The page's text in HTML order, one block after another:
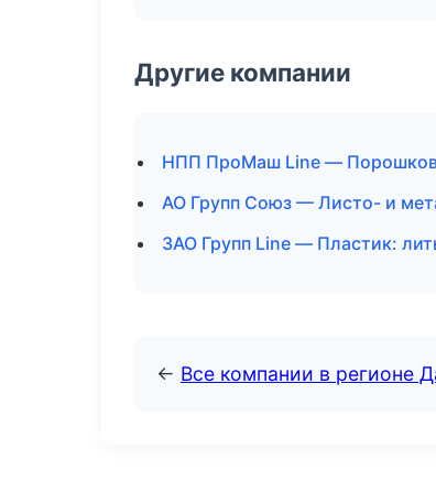
Другие компании
НПП ПроМаш Line —
АО Групп Союз — Листо- и
ЗАО Групп Line — Пластик:
← Все компании в регионе